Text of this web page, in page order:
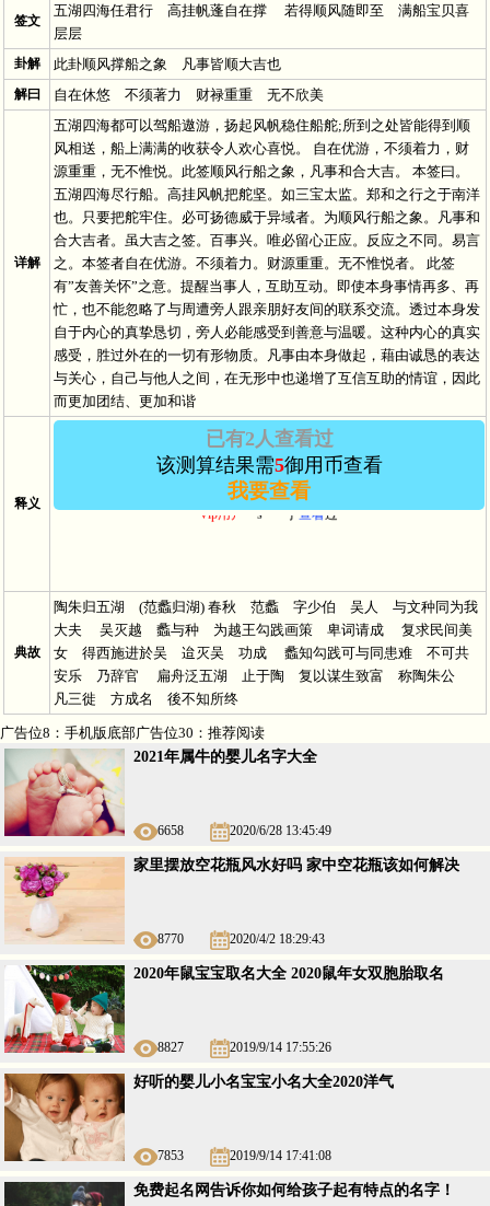
签文
五湖四海任君行 高挂帆蓬自在撑 若得顺风随即至 满船宝贝喜
层层
卦解 此卦顺风撑船之象 凡事皆顺大吉也
解曰 自在休悠 不须著力 财禄重重 无不欣美
详解
五湖四海都可以驾船遨游，扬起风帆稳住船舵;所到之处皆能得到顺
风相送，船上满满的收获令人欢心喜悦。 自在优游，不须着力，财
源重重，无不惟悦。此签顺风行船之象，凡事和合大吉。 本签曰。
五湖四海尽行船。高挂风帆把舵坚。如三宝太监。郑和之行之于南洋
也。只要把舵牢住。必可扬德威于异域者。为顺风行船之象。凡事和
合大吉者。虽大吉之签。百事兴。唯必留心正应。反应之不同。易言
之。本签者自在优游。不须着力。财源重重。无不惟悦者。 此签
有”友善关怀”之意。提醒当事人，互助互动。即使本身事情再多、再
忙，也不能忽略了与周遭旁人跟亲朋好友间的联系交流。透过本身发
自于内心的真挚恳切，旁人必能感受到善意与温暖。这种内心的真实
感受，胜过外在的一切有形物质。凡事由本身做起，藉由诚恳的表达
与关心，自己与他人之间，在无形中也递增了互信互助的情谊，因此
而更加团结、更加和谐
释义
已有2人查看过
该测算结果需5御用币查看
我要查看
田*** 于2024/5/30 12:21:12
Vip用户－s*** 于查看过
典故
陶朱归五湖 (范蠡归湖) 春秋 范蠡 字少伯 吴人 与文种同为我
大夫 吴灭越 蠡与种 为越王勾践画策 卑词请成 复求民间美
女 得西施进於吴 迨灭吴 功成 蠡知勾践可与同患难 不可共
安乐 乃辞官 扁舟泛五湖 止于陶 复以谋生致富 称陶朱公
凡三徙 方成名 後不知所终
广告位8：手机版底部广告位30：推荐阅读
2021年属牛的婴儿名字大全
6658 2020/6/28 13:45:49
家里摆放空花瓶风水好吗 家中空花瓶该如何解决
8770 2020/4/2 18:29:43
2020年鼠宝宝取名大全 2020鼠年女双胞胎取名
8827 2019/9/14 17:55:26
好听的婴儿小名宝宝小名大全2020洋气
7853 2019/9/14 17:41:08
免费起名网告诉你如何给孩子起有特点的名字！